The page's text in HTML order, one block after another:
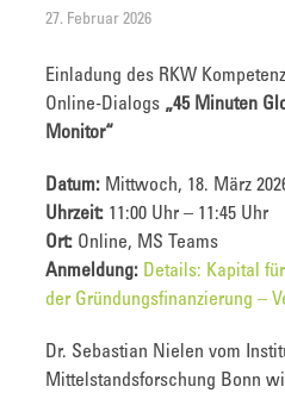
27. Februar 2026
Einladung des RKW
Online-Dialogs „45 Minuten
Monitor“
Datum: Mittwoch, 18. März
Uhrzeit: 11:00 Uhr – 11:45 Uhr
Ort: Online, MS Teams
Anmeldung: Details: Kapital
der Gründungsfinanzierung –
Dr. Sebastian Nielen vom
Mittelstandsforschung Bonn